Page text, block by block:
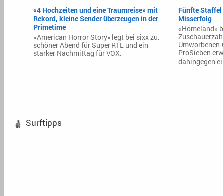
«4 Hochzeiten und eine Traumreise» mit
Rekord, kleine Sender überzeugen in der
Primetime
«American Horror Story» legt bei sixx zu,
schöner Abend für Super RTL und ein
starker Nachmittag für VOX.
Fünfte Staffel
Misserfolg
«Homeland»
ProSieben
dahingegen
Surftipps